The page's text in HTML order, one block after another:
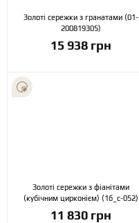
Золоті сережки з гранатами (01-
200819305)
15 938 грн
Золоті сережки з фіанітами
(кубічним цирконієм) (1б_с-052)
11 830 грн